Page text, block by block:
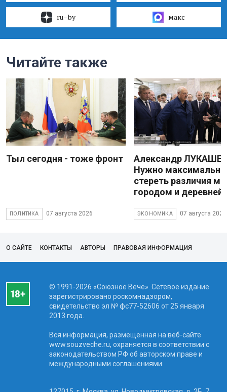
ru–by макс
Читайте также
Тыл сегодня - тоже фронт
ПОЛИТИКА 07 августа 2026
Александр
Нужно максимально
стереть различия
городом и деревней
ЭКОНОМИКА 07 августа 2026
О САЙТЕ КОНТАКТЫ АВТОРЫ ПРАВОВАЯ ИНФОРМАЦИЯ
© 1991-2026 «Союзное Вече». Сетевое издание
зарегистрировано роскомнадзором,
свидетельство эл № фc77-52606 от 25 января
2013 года.
Вся информация, размещенная на веб-сайте
www.souzveche.ru, охраняется в соответствии с
законодательством РФ об авторском праве и
международными соглашениями.